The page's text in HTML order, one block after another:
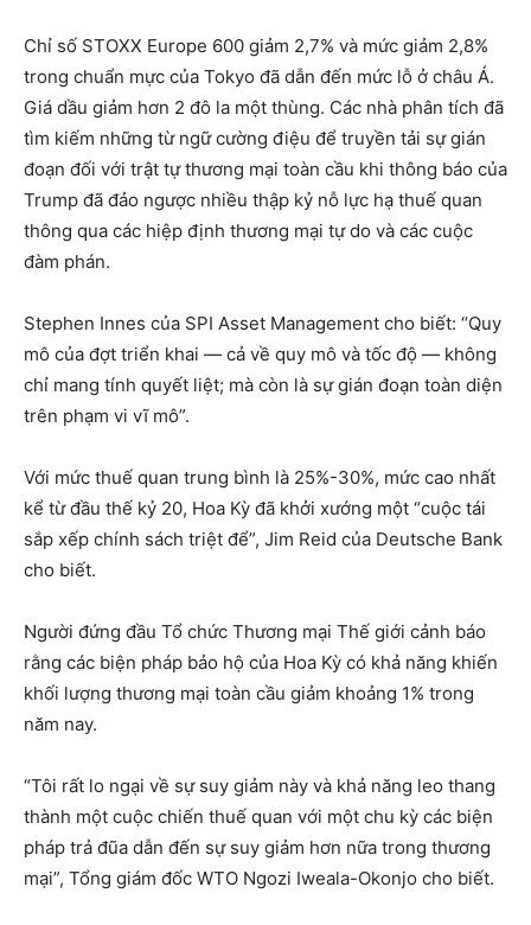
Chỉ số STOXX Europe 600 giảm 2,7% và mức giảm 2,8%
trong chuẩn mực của Tokyo đã dẫn đến mức lỗ ở châu Á.
Giá dầu giảm hơn 2 đô la một thùng. Các nhà phân tích đã
tìm kiếm những từ ngữ cường điệu để truyền tải sự gián
đoạn đối với trật tự thương mại toàn cầu khi thông báo của
Trump đã đảo ngược nhiều thập kỷ nỗ lực hạ thuế quan
thông qua các hiệp định thương mại tự do và các cuộc
đàm phán.
Stephen Innes của SPI Asset Management cho biết: “Quy
mô của đợt triển khai — cả về quy mô và tốc độ — không
chỉ mang tính quyết liệt; mà còn là sự gián đoạn toàn diện
trên phạm vi vĩ mô”.
Với mức thuế quan trung bình là 25%-30%, mức cao nhất
kể từ đầu thế kỷ 20, Hoa Kỳ đã khởi xướng một “cuộc tái
sắp xếp chính sách triệt để”, Jim Reid của Deutsche Bank
cho biết.
Người đứng đầu Tổ chức Thương mại Thế giới cảnh báo
rằng các biện pháp bảo hộ của Hoa Kỳ có khả năng khiến
khối lượng thương mại toàn cầu giảm khoảng 1% trong
năm nay.
“Tôi rất lo ngại về sự suy giảm này và khả năng leo thang
thành một cuộc chiến thuế quan với một chu kỳ các biện
pháp trả đũa dẫn đến sự suy giảm hơn nữa trong thương
mại”, Tổng giám đốc WTO Ngozi Iweala-Okonjo cho biết.